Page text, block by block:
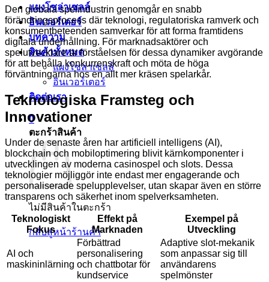
แผงโซล่าเซลล์
อินเวอร์เตอร์
บทความ
สินค้าทั้งหมด
แผงโซล่าเซลล์
อินเวอร์เตอร์
ติดต่อเรา
0
ตะกร้าสินค้า
ไม่มีสินค้าในตะกร้า
กลับสู่หน้าร้านค้า
Den globala spelindustrin genomgår en snabb
förändringsprocess där teknologi, regulatoriska ramverk och
konsumentbeteenden samverkar för att forma framtidens
digitala underhållning. För marknadsaktörer och
spelutvecklare är förståelsen för dessa dynamiker avgörande
för att behålla konkurrenskraft och möta de höga
förväntningarna hos en allt mer kräsen spelarkår.
Teknologiska Framsteg och
Innovationer
Under de senaste åren har artificiell intelligens (AI),
blockchain och mobiloptimering blivit kärnkomponenter i
utvecklingen av moderna casinospel och slots. Dessa
teknologier möjliggör inte endast mer engagerande och
personaliserade spelupplevelser, utan skapar även en större
transparens och säkerhet inom spelverksamheten.
Teknologiskt
Fokus
Effekt på
Marknaden
Exempel på
Utveckling
AI och
maskininlärning
Förbättrad
personalisering
och chattbotar för
kundservice
Adaptive slot-mekanik
som anpassar sig till
användarens
spelmönster